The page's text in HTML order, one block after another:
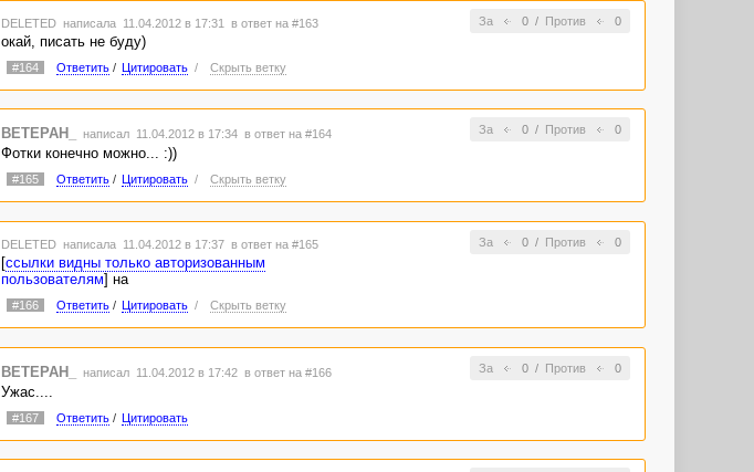
За 0/ Против 0
DELETED написала 11.04.2012 в 17:31 в ответ на #163
окай, писать не буду)
#164 Ответить/ Цитировать / Скрыть ветку
За 0/ Против 0
BETEPAH_ написал 11.04.2012 в 17:34 в ответ на #164
Фотки конечно можно... :))
#165 Ответить/ Цитировать / Скрыть ветку
За 0/ Против 0
DELETED написала 11.04.2012 в 17:37 в ответ на #165
[ссылки видны только авторизованным
пользователям] на
#166 Ответить/ Цитировать / Скрыть ветку
За 0/ Против 0
BETEPAH_ написал 11.04.2012 в 17:42 в ответ на #166
Ужас....
#167 Ответить/ Цитировать